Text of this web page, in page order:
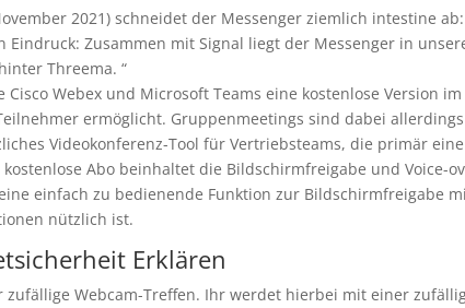
2021) schneidet der Messenger ziemlich intestine ab:
Zusammen mit Signal liegt der Messenger in
Threema. “
Webex und Microsoft Teams eine kostenlose Version im
ermöglicht. Gruppenmeetings sind dabei
Videokonferenz-Tool für Vertriebsteams, die primär eine
Abo beinhaltet die Bildschirmfreigabe und Voice-
einfach zu bedienende Funktion zur Bildschirmfreigabe
nützlich ist.
Erklären
Webcam-Treffen. Ihr werdet hierbei mit einer